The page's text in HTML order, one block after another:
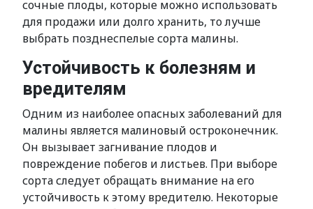
сочные плоды, которые можно использовать
для продажи или долго хранить, то лучше
выбрать позднеспелые сорта малины.
Устойчивость к болезням и
вредителям
Одним из наиболее опасных заболеваний для
малины является малиновый остроконечник.
Он вызывает загнивание плодов и
повреждение побегов и листьев. При выборе
сорта следует обращать внимание на его
устойчивость к этому вредителю. Некоторые